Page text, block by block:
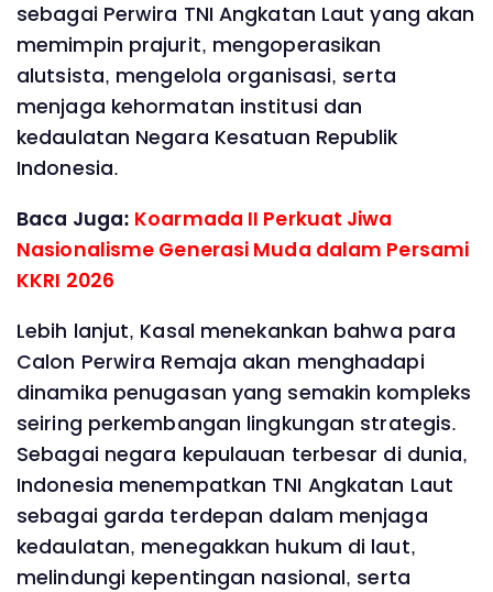
sebagai Perwira TNI Angkatan Laut yang akan
memimpin prajurit, mengoperasikan
alutsista, mengelola organisasi, serta
menjaga kehormatan institusi dan
kedaulatan Negara Kesatuan Republik
Indonesia.
Baca Juga: Koarmada II Perkuat Jiwa
Nasionalisme Generasi Muda dalam Persami
KKRI 2026
Lebih lanjut, Kasal menekankan bahwa para
Calon Perwira Remaja akan menghadapi
dinamika penugasan yang semakin kompleks
seiring perkembangan lingkungan strategis.
Sebagai negara kepulauan terbesar di dunia,
Indonesia menempatkan TNI Angkatan Laut
sebagai garda terdepan dalam menjaga
kedaulatan, menegakkan hukum di laut,
melindungi kepentingan nasional, serta